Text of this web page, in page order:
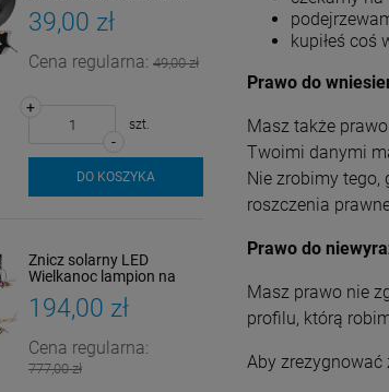
RZEPOWA Z KLEJEM DO
MOSKITIER 6mx25mm
39,00 zł
Cena regularna: 49,00 zł
-
+
szt.
DO KOSZYKA
Znicz solarny LED
Wielkanoc lampion na
grób drzewo pisanki
czarny 38cm
194,00 zł
Cena regularna:
777,00 zł
TOREBKA
CHLANEL
18-99
42,99
+
DO
kupiłeś coś
Prawo do
Masz także
Twoimi danymi
Nie zrobimy tego,
roszczenia
Prawo do
Masz prawo nie
profilu, którą
Aby zrezygnować